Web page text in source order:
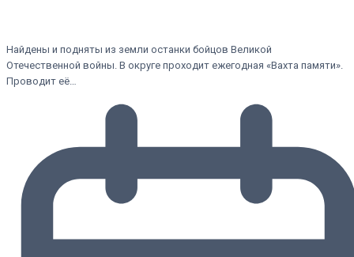
Найдены и подняты из земли останки бойцов Великой
Отечественной войны. В округе проходит ежегодная «Вахта памяти».
Проводит её…